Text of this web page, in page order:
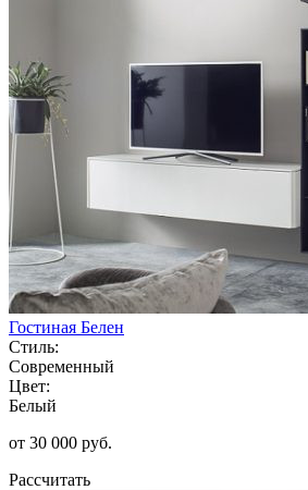
Гостиная Белен
Стиль:
Современный
Цвет:
Белый
от 30 000 руб.
Рассчитать